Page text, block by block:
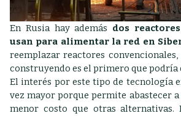
En Rusia hay además dos
usan para alimentar la red en
reemplazar reactores
construyendo es el primero que podría
El interés por este tipo de tecnología
vez mayor porque permite abastecer a
menor costo que otras alternativas.